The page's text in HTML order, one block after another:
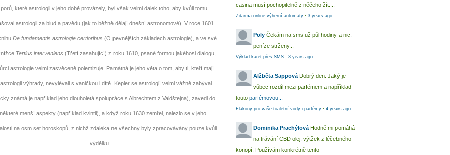
které astrologii v jeho době provázely, byl však velmi dalek toho, aby kvůli tomu
astrologii za blud a pavědu (jak to běžně dělají dnešní astronomové). V roce 1601
De fundamentis astrologie certioribus (O pevnějších základech astrologie), a ve své
Tertius interveniens (Třetí zasahující) z roku 1610, psané formou jakéhosi dialogu,
astrologie velmi zasvěceně polemizuje. Památná je jeho věta o tom, aby ti, kteří mají
výhrady, nevylévali s vaničkou i dítě. Kepler se astrologií velmi vážně zabýval
známá je například jeho dlouholetá spolupráce s Albrechtem z Valdštejna), zavedl do
menší aspekty (například kvintil), a když roku 1630 zemřel, nalezlo se v jeho
na osm set horoskopů, z nichž zdaleka ne všechny byly zpracovávány pouze kvůli
výdělku.
casina musí pochopitelně z něčeho žít....
Zdarma online výherní automaty · 3 years ago
Poly Čekám na sms už půl hodiny a nic,
peníze strženy...
Výklad karet přes SMS · 3 years ago
Alžběta Sappová Dobrý den. Jaký je
vůbec rozdíl mezi parfémem a například
touto parfémovou...
Flakony pro vaše toaletní vody i parfémy · 4 years ago
Dominika Prachýlová Hodně mi pomáhá
na trávání CBD olej, výtžek z léčebného
konopí. Používám konkrétně tento